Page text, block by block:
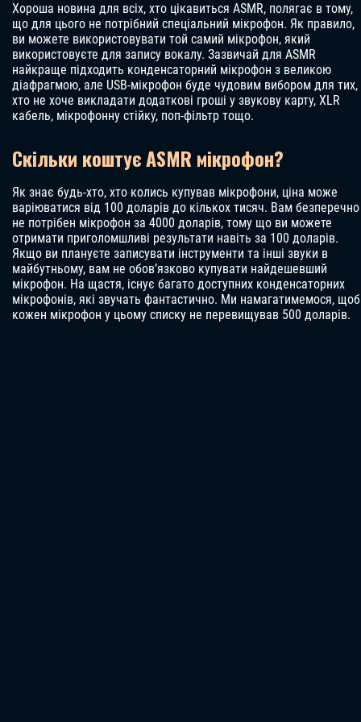
Хороша новина для всіх, хто цікавиться ASMR, полягає в тому,
що для цього не потрібний спеціальний мікрофон. Як правило,
ви можете використовувати той самий мікрофон, який
використовуєте для запису вокалу. Зазвичай для ASMR
найкраще підходить конденсаторний мікрофон з великою
діафрагмою, але USB-мікрофон буде чудовим вибором для тих,
хто не хоче викладати додаткові гроші у звукову карту, XLR
кабель, мікрофонну стійку, поп-фільтр тощо.
Скільки коштує ASMR мікрофон?
Як знає будь-хто, хто колись купував мікрофони, ціна може
варіюватися від 100 доларів до кількох тисяч. Вам безперечно
не потрібен мікрофон за 4000 доларів, тому що ви можете
отримати приголомшливі результати навіть за 100 доларів.
Якщо ви плануєте записувати інструменти та інші звуки в
майбутньому, вам не обов’язково купувати найдешевший
мікрофон. На щастя, існує багато доступних конденсаторних
мікрофонів, які звучать фантастично. Ми намагатимемося, щоб
кожен мікрофон у цьому списку не перевищував 500 доларів.